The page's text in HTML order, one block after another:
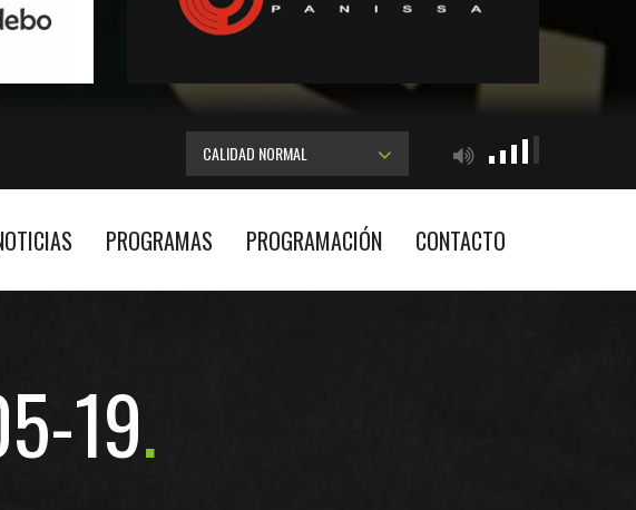
CALIDAD NORMAL
PROGRAMAS PROGRAMACIÓN CONTACTO
19